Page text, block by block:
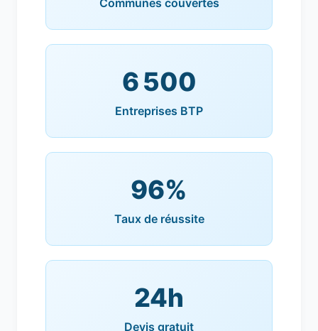
Communes couvertes
6 500
Entreprises BTP
96%
Taux de réussite
24h
Devis gratuit